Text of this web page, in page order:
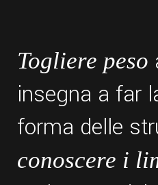
Togliere peso
insegna a far
forma delle
conoscere i